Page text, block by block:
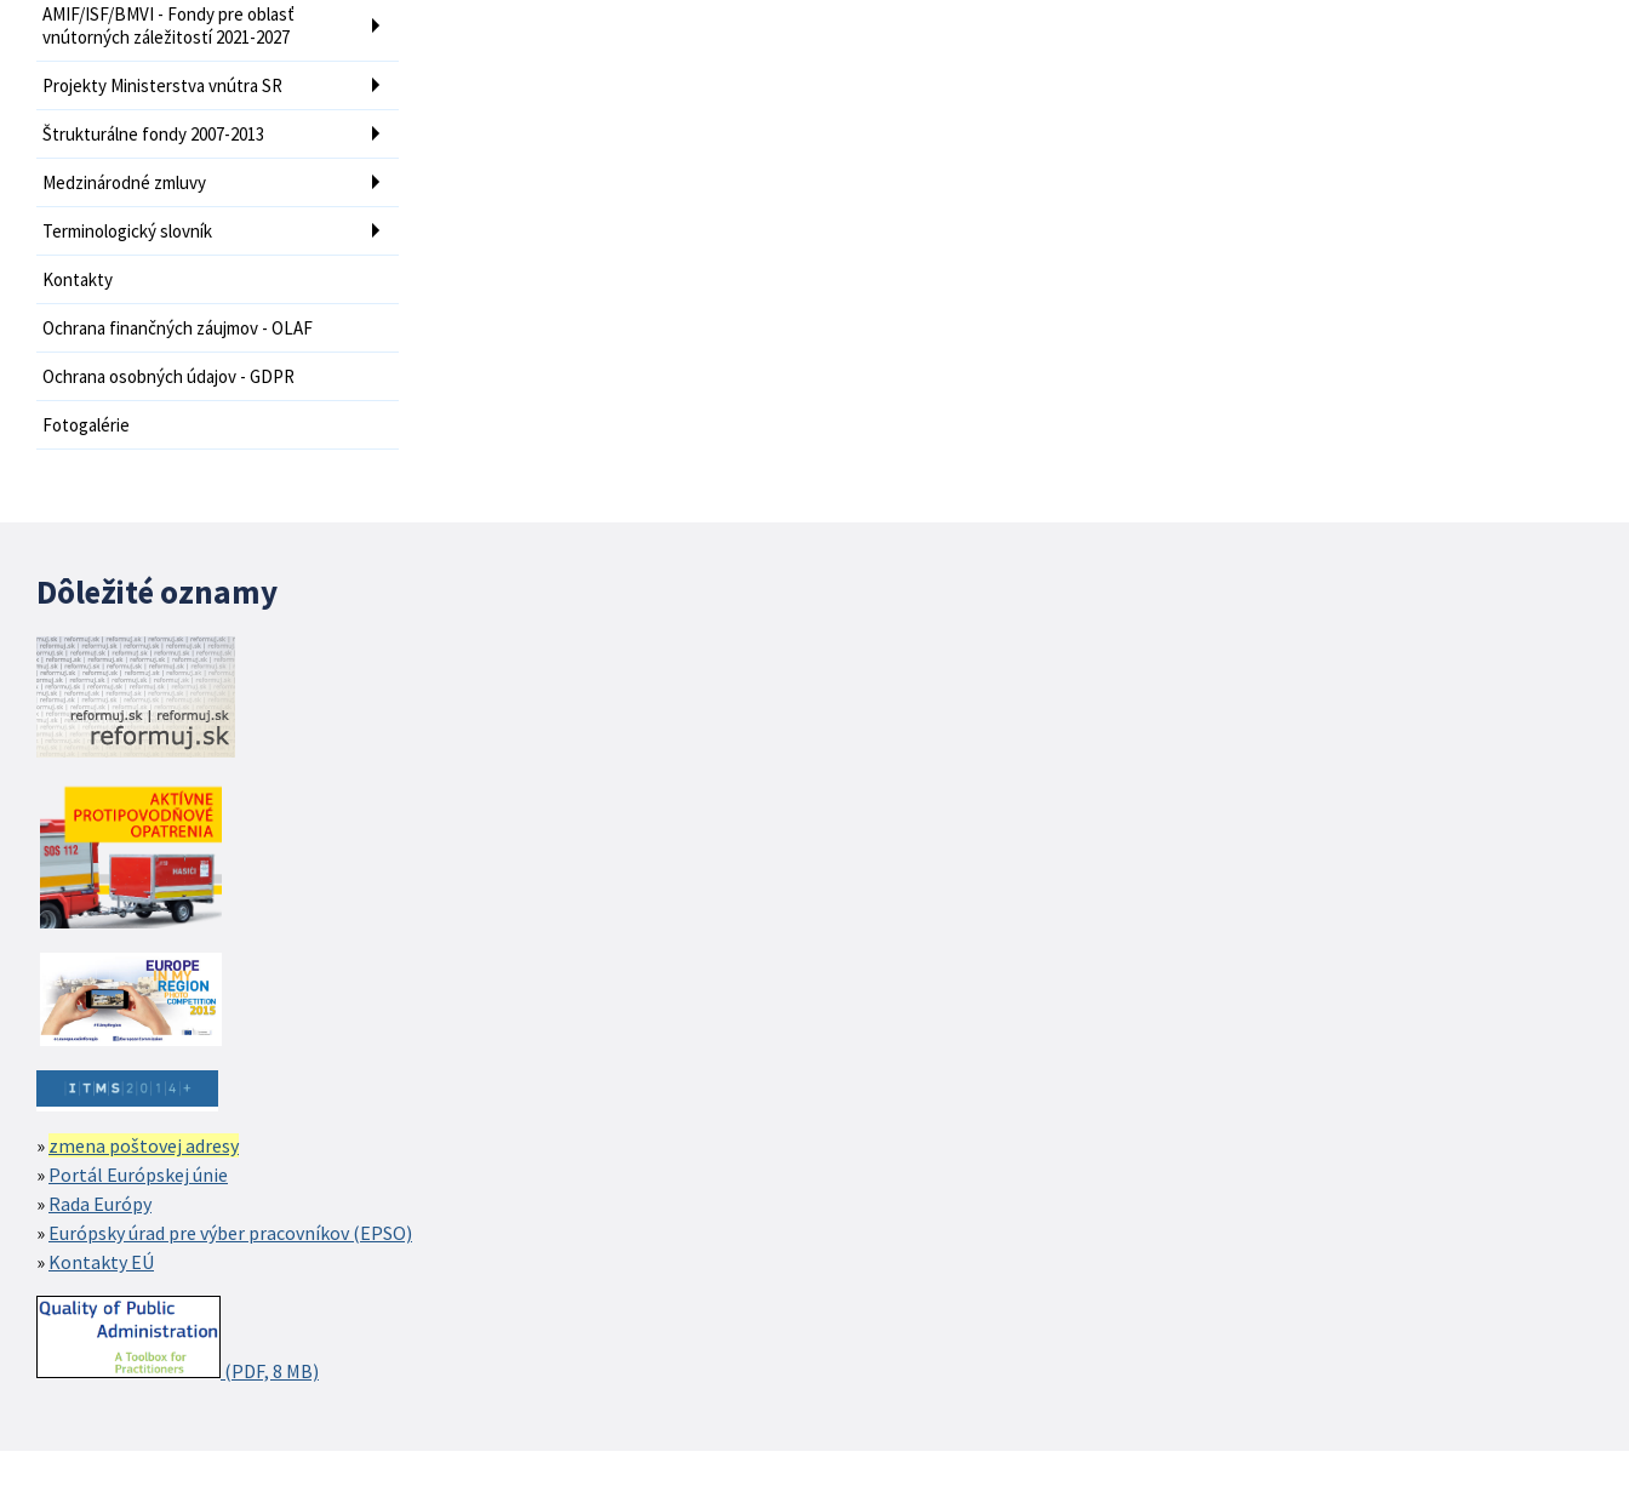
AMIF/ISF/BMVI - Fondy pre oblasť
vnútorných záležitostí 2021-2027
Projekty Ministerstva vnútra SR
Štrukturálne fondy 2007-2013
Medzinárodné zmluvy
Terminologický slovník
Kontakty
Ochrana finančných záujmov - OLAF
Ochrana osobných údajov - GDPR
Fotogalérie
Dôležité oznamy
zmena poštovej adresy
Portál Európskej únie
Rada Európy
Európsky úrad pre výber pracovníkov (EPSO)
Kontakty EÚ
(PDF, 8 MB)